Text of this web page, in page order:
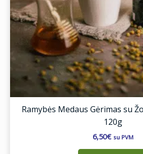
Ramybės Medaus Gėrimas su
120g
6,50€ su PVM